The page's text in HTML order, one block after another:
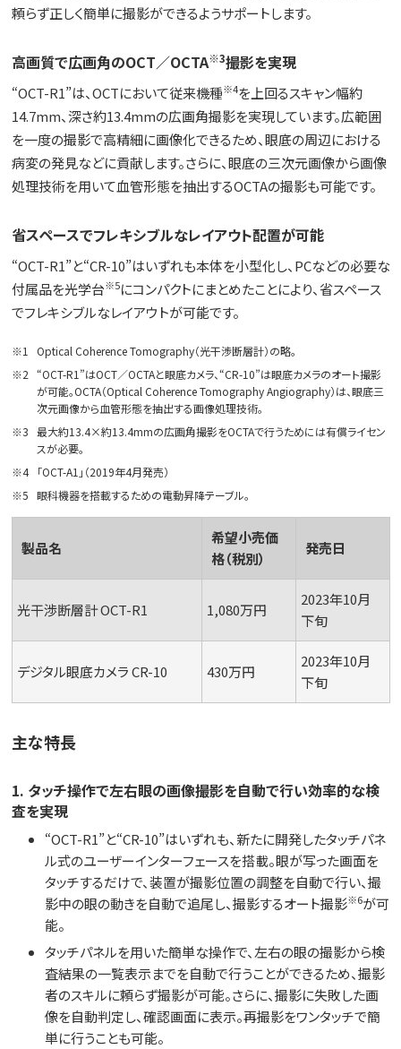
頼らず正しく簡単に撮影ができるようサポートします。
高画質で広画角のOCT／OCTA※3撮影を実現
“OCT-R1”は、OCTにおいて従来機種※4を上回るスキャン幅約
14.7mm、深さ約13.4mmの広画角撮影を実現しています。広範囲
を一度の撮影で高精細に画像化できるため、眼底の周辺における
病変の発見などに貢献します。さらに、眼底の三次元画像から画像
処理技術を用いて血管形態を抽出するOCTAの撮影も可能です。
省スペースでフレキシブルなレイアウト配置が可能
“OCT-R1”と“CR-10”はいずれも本体を小型化し、PCなどの必要な
付属品を光学台※5にコンパクトにまとめたことにより、省スペース
でフレキシブルなレイアウトが可能です。
※1
Optical Coherence Tomography（光干渉断層計）の略。
※2 “OCT-R1”はOCT／OCTAと眼底カメラ、“CR-10”は眼底カメラのオート撮影
が可能。OCTA（Optical Coherence Tomography Angiography）は、眼底三
次元画像から血管形態を抽出する画像処理技術。
※3 最大約13.4×約13.4mmの広画角撮影をOCTAで行うためには有償ライセン
スが必要。
※4
「OCT-A1」（2019年4月発売）
※5 眼科機器を搭載するための電動昇降テーブル。
製品名
希望小売価
格（税別）
発売日
光干渉断層計 OCT-R1 1,080万円
2023年10月
下旬
デジタル眼底カメラ CR-10 430万円
2023年10月
下旬
主な特長
1. タッチ操作で左右眼の画像撮影を自動で行い効率的な検
査を実現
“OCT-R1”と“CR-10”はいずれも、新たに開発したタッチパネ
ル式のユーザーインターフェースを搭載。眼が写った画面を
タッチするだけで、装置が撮影位置の調整を自動で行い、撮
影中の眼の動きを自動で追尾し、撮影するオート撮影※6が可
能。
タッチパネルを用いた簡単な操作で、左右の眼の撮影から検
査結果の一覧表示までを自動で行うことができるため、撮影
者のスキルに頼らず撮影が可能。さらに、撮影に失敗した画
像を自動判定し、確認画面に表示。再撮影をワンタッチで簡
単に行うことも可能。